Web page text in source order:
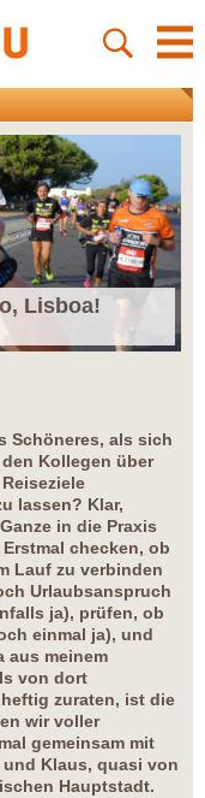
Lisboa!
Schöneres, als sich
Kollegen über
lassen? Klar,
in die Praxis
checken, ob
Lauf zu verbinden
Urlaubsanspruch
ja), prüfen, ob
einmal ja), und
aus meinem
von dort
zuraten, ist die
wir voller
gemeinsam mit
Klaus, quasi von
Hauptstadt.